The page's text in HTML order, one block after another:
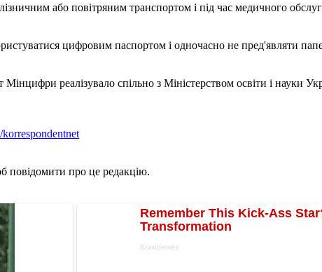
або повітряним транспортом і під час медичного
цифровим паспортом і одночасно не пред'являти
реалізувало спільно з Міністерством освіти і науки
повідомити про це редакцію.